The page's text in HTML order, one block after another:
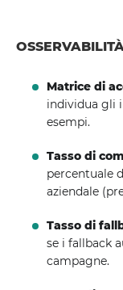
Matrice di
individua gli
esempi.
Tasso di
percentuale
aziendale
Tasso di
se i fallback
campagne.